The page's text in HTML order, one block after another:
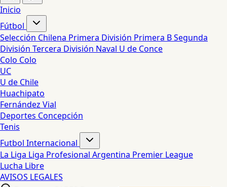
Inicio
Fútbol
Selección Chilena Primera División Primera BSegunda
División Tercera División Naval U de Conce
Colo Colo
UC
U de Chile
Huachipato
Fernández Vial
Deportes Concepción
Tenis
Futbol Internacional
La Liga Liga Profesional Argentina Premier League
Lucha Libre
AVISOS LEGALES